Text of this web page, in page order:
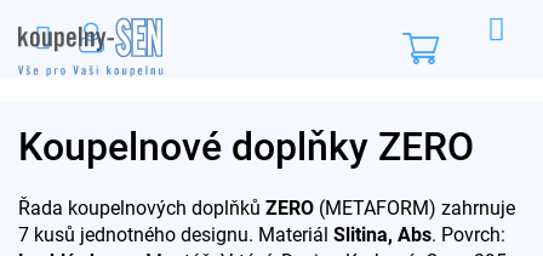
obsah
Nákupní
Koupelnové doplňky ZERO
Řada koupelnových doplňků ZERO (METAFORM) zahrnuje
7 kusů jednotného designu. Materiál Slitina, Abs. Povrch: